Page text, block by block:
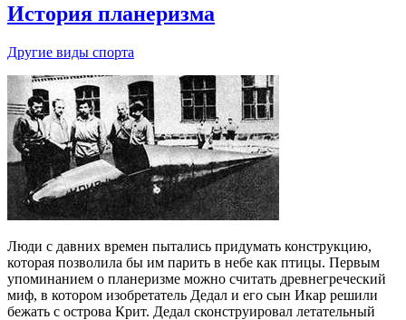
История планеризма
Другие виды спорта
Люди с давних времен пытались придумать конструкцию,
которая позволила бы им парить в небе как птицы. Первым
упоминанием о планеризме можно считать древнегреческий
миф, в котором изобретатель Дедал и его сын Икар решили
бежать с острова Крит. Дедал сконструировал летательный